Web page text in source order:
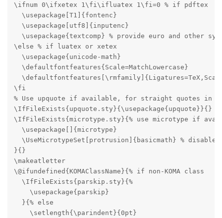
\ifnum 0\ifxetex 1\fi\ifluatex 1\fi=0 % if pdftex
  \usepackage[T1]{fontenc}
  \usepackage[utf8]{inputenc}
\usepackage{textcomp} % provide euro and other
\else % if luatex or xetex
  \usepackage{unicode-math}
  \defaultfontfeatures{Scale=MatchLowercase}
\fi
% Use upquote if available, for straight quotes in
\IfFileExists{upquote.sty}{\usepackage{upquote}}{}
\IfFileExists{microtype.sty}{% use microtype if
  \usepackage[]{microtype}
\UseMicrotypeSet[protrusion]{basicmath} % disable
}{}
\makeatletter
\@ifundefined{KOMAClassName}{% if non-KOMA class
  \IfFileExists{parskip.sty}{%
    \usepackage{parskip}
  }{% else
    \setlength{\parindent}{0pt}